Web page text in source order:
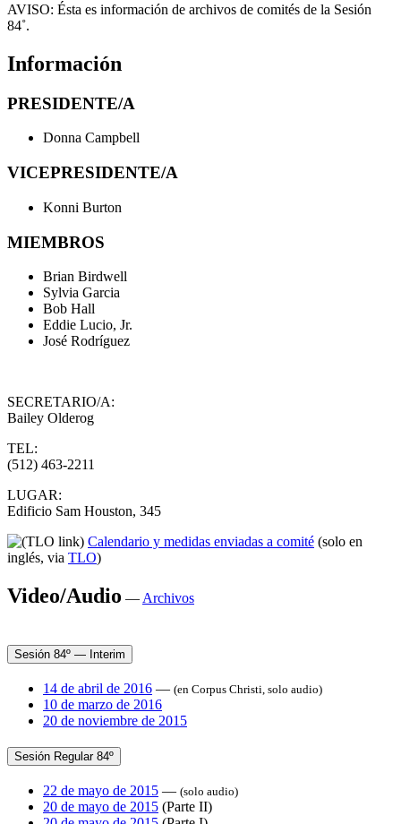
AVISO: Ésta es información de archivos de comités de la Sesión
84˚.
Información
PRESIDENTE/A
Donna Campbell
VICEPRESIDENTE/A
Konni Burton
MIEMBROS
Brian Birdwell
Sylvia Garcia
Bob Hall
Eddie Lucio, Jr.
José Rodríguez
SECRETARIO/A:
Bailey Olderog
TEL:
(512) 463-2211
LUGAR:
Edificio Sam Houston, 345
Calendario y medidas enviadas a comité (solo en
inglés, via TLO)
Video/Audio — Archivos
Sesión 84º — Interim
14 de abril de 2016 — (en Corpus Christi, solo audio)
10 de marzo de 2016
20 de noviembre de 2015
Sesión Regular 84º
22 de mayo de 2015 — (solo audio)
20 de mayo de 2015 (Parte II)